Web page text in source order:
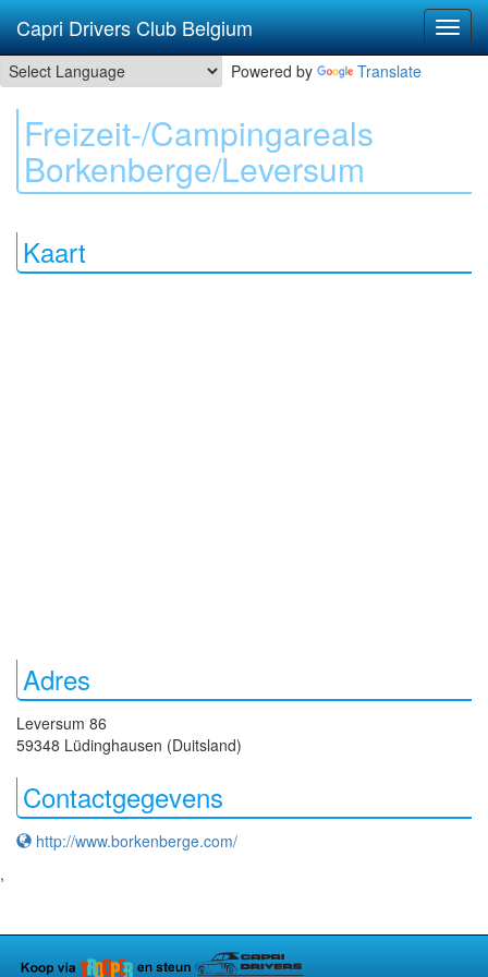
Powered by Translate
Capri Drivers Club Belgium
Freizeit-/Campingareals
Borkenberge/Leversum
Kaart
Adres
Leversum 86
59348 Lüdinghausen (Duitsland)
Contactgegevens
http://www.borkenberge.com/
,